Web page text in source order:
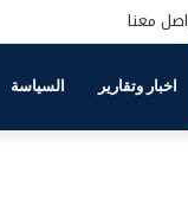
معنا
اخبار وتقارير السياسة